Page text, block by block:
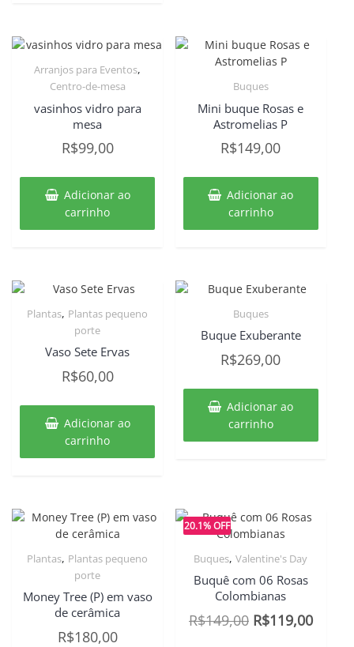
Arranjos para Eventos,
Centro-de-mesa
vasinhos vidro para
mesa
R$99,00
Adicionar ao
carrinho
Buques
Mini buque Rosas e
Astromelias P
R$149,00
Adicionar ao
carrinho
Plantas, Plantas pequeno
porte
Vaso Sete Ervas
R$60,00
Adicionar ao
carrinho
Buques
Buque Exuberante
R$269,00
Adicionar ao
carrinho
Plantas, Plantas pequeno
porte
Money Tree (P) em vaso
de cerâmica
R$180,00
20.1% OFF
Buques,Valentine's Day
Buquê com 06 Rosas
Colombianas
R$149,00 O
R$119,00O